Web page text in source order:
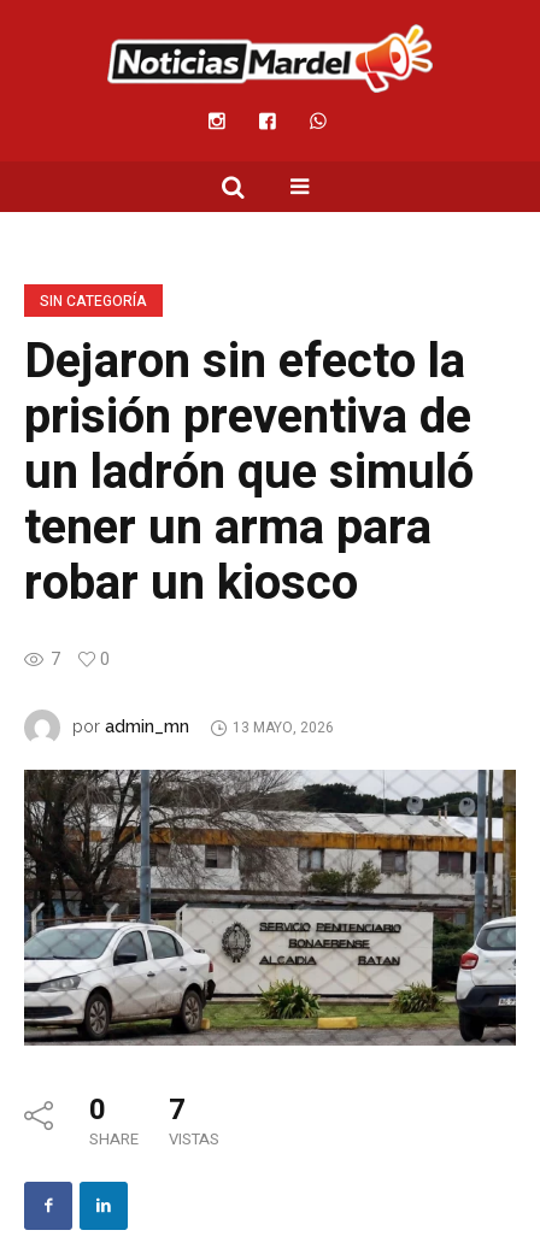
SIN CATEGORÍA
Dejaron sin efecto la
prisión preventiva de
un ladrón que simuló
tener un arma para
robar un kiosco
7 0
por admin_mn 13 MAYO, 2026
0
SHARE
7
VISTAS